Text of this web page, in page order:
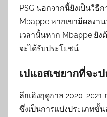
PSG นอกจากนี้ยังเป็นวิธี
Mbappe หากเขามีผลงา
เวลานั้นหาก Mbappe ยัง
จะได้รับประโยชน์
เปแอสเชยากที่จะป
ลีกเอิงฤดูกาล 2020-
ซึ่งเป็นการแบ่งประเภทขั้